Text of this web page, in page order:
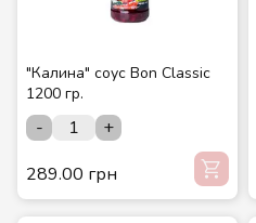
"Калина" соус Bon Classic
1200 гр.
-
+
289.00 грн